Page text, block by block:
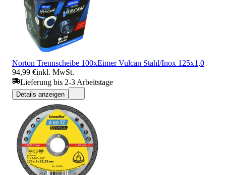
Norton Trennscheibe 100xEimer Vulcan Stahl/Inox 125x1,0
94,99 €inkl. MwSt.
Lieferung bis 2-3 Arbeitstage
Details anzeigen